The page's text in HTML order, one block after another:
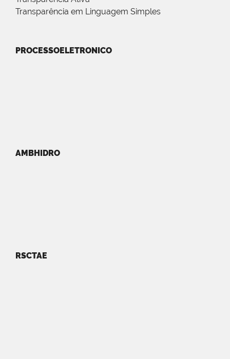
Transparência em Linguagem Simples
PROCESSOELETRONICO
AMBHIDRO
RSCTAE